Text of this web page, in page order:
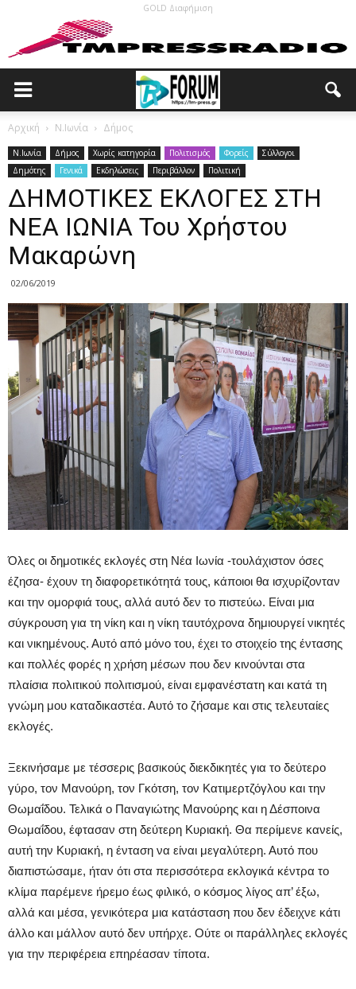
GOLD Διαφήμιση
Αρχική N.Ιωνία Δήμος
N.Ιωνία Δήμος Χωρίς κατηγορία Πολιτισμός Φορείς
Σύλλογοι
Δημότης
Γενικά Εκδηλώσεις Περιβάλλον Πολιτική
ΔΗΜΟΤΙΚΕΣ ΕΚΛΟΓΕΣ ΣΤΗ
ΝΕΑ ΙΩΝΙΑ Του Χρήστου
Μακαρώνη
02/06/2019
Όλες οι δημοτικές εκλογές στη Νέα Ιωνία -τουλάχιστον όσες
έζησα- έχουν τη διαφορετικότητά τους, κάποιοι θα ισχυρίζονταν
και την ομορφιά τους, αλλά αυτό δεν το πιστεύω. Είναι μια
σύγκρουση για τη νίκη και η νίκη ταυτόχρονα δημιουργεί νικητές
και νικημένους. Αυτό από μόνο του, έχει το στοιχείο της έντασης
και πολλές φορές η χρήση μέσων που δεν κινούνται στα
πλαίσια πολιτικού πολιτισμού, είναι εμφανέστατη και κατά τη
γνώμη μου καταδικαστέα. Αυτό το ζήσαμε και στις τελευταίες
εκλογές.
Ξεκινήσαμε με τέσσερις βασικούς διεκδικητές για το δεύτερο
γύρο, τον Μανούρη, τον Γκότση, τον Κατιμερτζόγλου και την
Θωμαΐδου. Τελικά ο Παναγιώτης Μανούρης και η Δέσποινα
Θωμαΐδου, έφτασαν στη δεύτερη Κυριακή. Θα περίμενε κανείς,
αυτή την Κυριακή, η ένταση να είναι μεγαλύτερη. Αυτό που
διαπιστώσαμε, ήταν ότι στα περισσότερα εκλογικά κέντρα το
κλίμα παρέμενε ήρεμο έως φιλικό, ο κόσμος λίγος απ’ έξω,
αλλά και μέσα, γενικότερα μια κατάσταση που δεν έδειχνε κάτι
άλλο και μάλλον αυτό δεν υπήρχε. Ούτε οι παράλληλες εκλογές
για την περιφέρεια επηρέασαν τίποτα.